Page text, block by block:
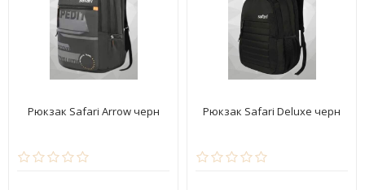
Рюкзак Safari Arrow черн Рюкзак Safari Deluxe черн